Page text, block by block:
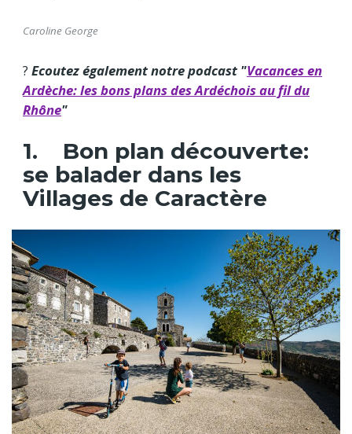
Caroline George
?️ Ecoutez également notre podcast "Vacances en
Ardèche: les bons plans des Ardéchois au fil du
Rhône"
1. Bon plan découverte:
se balader dans les
Villages de Caractère